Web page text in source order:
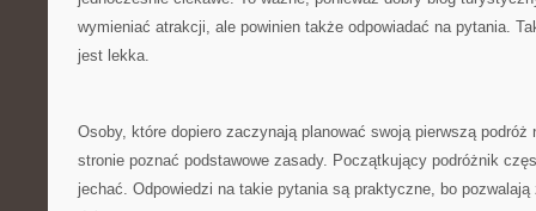
wymieniać atrakcji, ale powinien także odpowiadać na pytania.
jest lekka.
Osoby, które dopiero zaczynają planować swoją pierwszą podróż
stronie poznać podstawowe zasady. Początkujący podróżnik
jechać. Odpowiedzi na takie pytania są praktyczne, bo